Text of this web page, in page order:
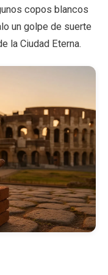
copos blancos
un golpe de suerte
la Ciudad Eterna.